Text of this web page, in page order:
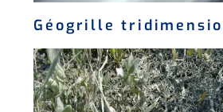
Géogrille